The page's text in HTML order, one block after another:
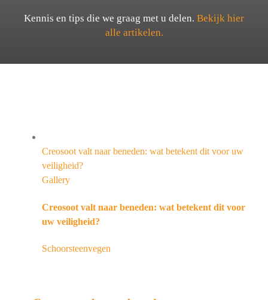
Kennis en tips die we graag met u delen. Bekijk hier
alle artikelen.
Creosoot valt naar beneden: wat betekent dit voor uw
veiligheid?
Gallery
Creosoot valt naar beneden: wat betekent dit voor
uw veiligheid?
Schoorsteenvegen